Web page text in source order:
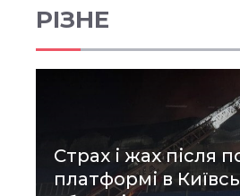
РІЗНЕ
Страх і жах після
платформі в